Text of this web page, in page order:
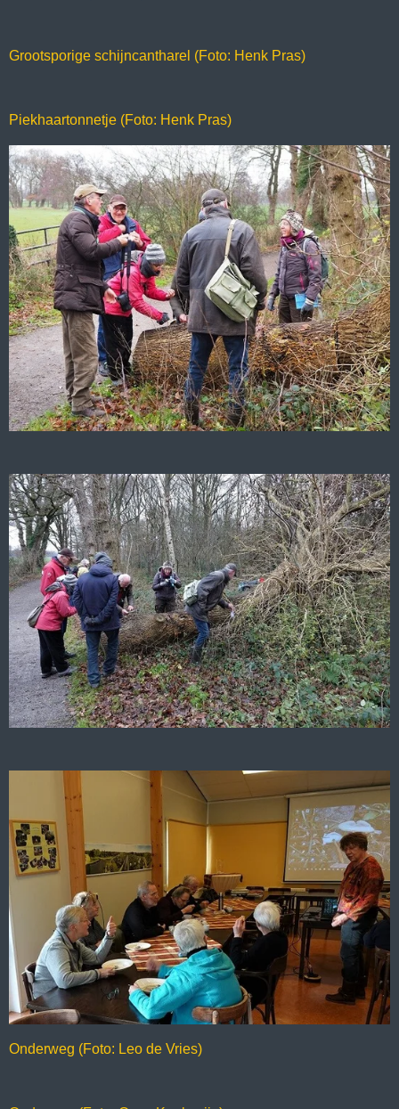
Grootsporige schijncantharel (Foto: Henk Pras)
Piekhaartonnetje (Foto: Henk Pras)
Onderweg (Foto: Leo de Vries)